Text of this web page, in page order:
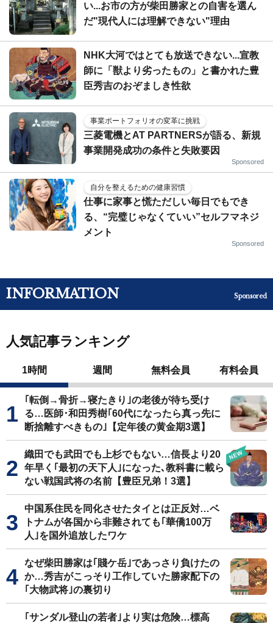
い...お市の方が柴田勝家との自害を選ん
だ"現代人には理解できない"理由
NHK大河ではとても放送できない...宣教
師に「獣より劣ったもの」と書かれた豊
臣秀吉のおぞましき性欲
事業ポートフォリオの変革に挑戦
三菱電機とAT PARTNERSが語る、新規
事業開発成功の条件と失敗要因
Sponsored
自分を整えるための健康習慣
仕事に家事と慌ただしい毎日でもでき
る、“完璧じゃなくていい”セルフマネジ
メント
Sponsored
INFORMATION Sponsored
人気記事ランキング
1時間 週間 無料会員 有料会員
｢転倒→骨折→寝たきり｣の老後が待ち受け
る…医師･和田秀樹｢60代になったら真っ先に
断捨離すべきもの｣【定年後の黄金期3選】
織田でも武田でも上杉でもない…信長より20
年早く｢最初の天下人｣になった､教科書に載ら
ない戦国武将の名前【豊臣兄弟！3選】
中国系住民を同化させたタイとは正反対…ベ
トナムが各国から非難されても｢華僑100万
人｣を国外追放したワケ
なぜ柴田勝家は｢賤ケ岳｣であっさり負けたの
か…秀吉がこっそり工作していた勝家配下の
｢大物武将｣の裏切り
｢サンダル登山の若者｣より実は危険…標高